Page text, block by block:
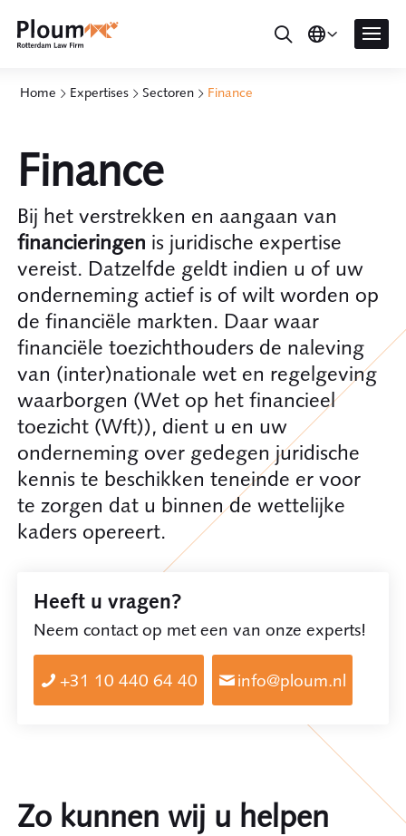
Home Expertises Sectoren Finance
Finance
Bij het verstrekken en aangaan van
financieringen is juridische expertise
vereist. Datzelfde geldt indien u of uw
onderneming actief is of wilt worden op
de financiële markten. Daar waar
financiële toezichthouders de naleving
van (inter)nationale wet en regelgeving
waarborgen (Wet op het financieel
toezicht (Wft)), dient u en uw
onderneming over gedegen juridische
kennis te beschikken teneinde er voor
te zorgen dat u binnen de wettelijke
kaders opereert.
Heeft u vragen?
Neem contact op met een van onze experts!
+31 10 440 64 40 info@ploum.nl
Zo kunnen wij u helpen